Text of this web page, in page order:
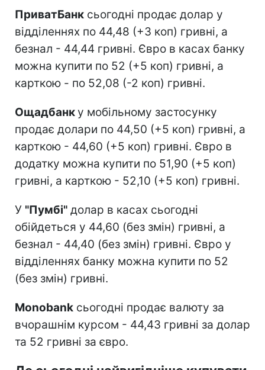
ПриватБанк сьогодні продає долар у
відділеннях по 44,48 (+3 коп) гривні, а
безнал - 44,44 гривні. Євро в касах банку
можна купити по 52 (+5 коп) гривні, а
карткою - по 52,08 (-2 коп) гривні.
Ощадбанку мобільному застосунку
продає долари по 44,50 (+5 коп) гривні, а
карткою - 44,60 (+5 коп) гривні. Євро в
додатку можна купити по 51,90 (+5 коп)
гривні, а карткою - 52,10 (+5 коп) гривні.
У "Пумбі" долар в касах сьогодні
обійдеться у 44,60 (без змін) гривні, а
безнал - 44,40 (без змін) гривні. Євро у
відділеннях банку можна купити по 52
(без змін) гривні.
Monobank сьогодні продає валюту за
вчорашнім курсом - 44,43 гривні за долар
та 52 гривні за євро.